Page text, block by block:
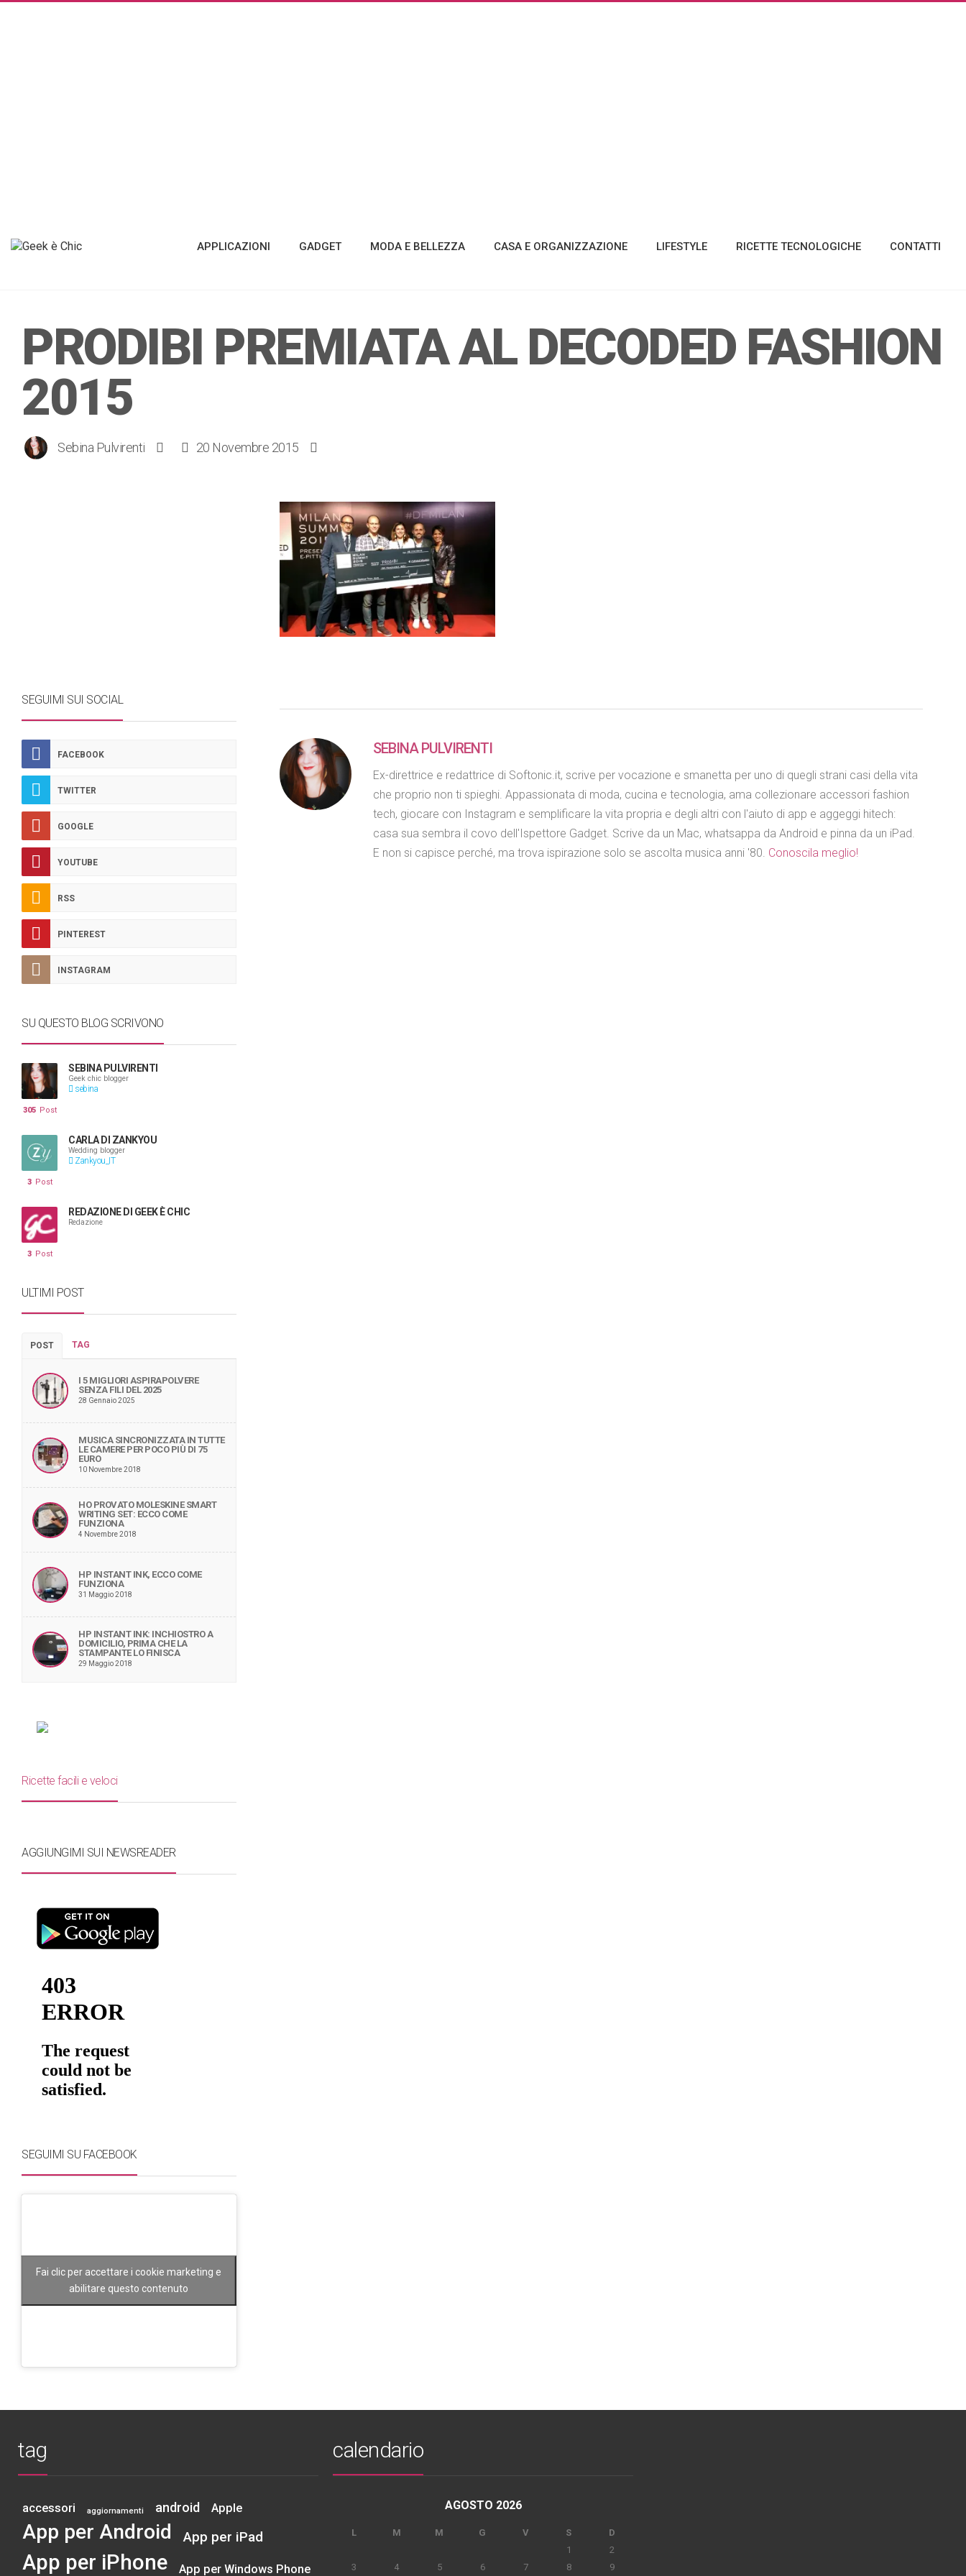
APPLICAZIONI GADGET MODA E BELLEZZA CASA E ORGANIZZAZIONE LIFESTYLE RICETTE TECNOLOGICHE CONTATTI
PRODIBI PREMIATA AL DECODED FASHION
2015
Sebina Pulvirenti 20 Novembre 2015
SEBINA PULVIRENTI
Ex-direttrice e redattrice di Softonic.it, scrive per vocazione e smanetta per uno di quegli strani casi della vita
che proprio non ti spieghi. Appassionata di moda, cucina e tecnologia, ama collezionare accessori fashion
tech, giocare con Instagram e semplificare la vita propria e degli altri con l'aiuto di app e aggeggi hitech:
casa sua sembra il covo dell'Ispettore Gadget. Scrive da un Mac, whatsappa da Android e pinna da un iPad.
E non si capisce perché, ma trova ispirazione solo se ascolta musica anni '80. Conoscila meglio!
SEGUIMI SUI SOCIAL
FACEBOOK
TWITTER
GOOGLE
YOUTUBE
RSS
PINTEREST
INSTAGRAM
SU QUESTO BLOG SCRIVONO
SEBINA PULVIRENTI
Geek chic blogger
sebina
305 Post
CARLA DI ZANKYOU
Wedding blogger
Zankyou_IT
3 Post
REDAZIONE DI GEEK È CHIC
Redazione
3 Post
ULTIMI POST
POST TAG
I 5 MIGLIORI ASPIRAPOLVERE
SENZA FILI DEL 2025
28 Gennaio 2025
MUSICA SINCRONIZZATA IN TUTTE
LE CAMERE PER POCO PIÙ DI 75
EURO
10 Novembre 2018
HO PROVATO MOLESKINE SMART
WRITING SET: ECCO COME
FUNZIONA
4 Novembre 2018
HP INSTANT INK, ECCO COME
FUNZIONA
31 Maggio 2018
HP INSTANT INK: INCHIOSTRO A
DOMICILIO, PRIMA CHE LA
STAMPANTE LO FINISCA
29 Maggio 2018
Ricette facili e veloci
AGGIUNGIMI SUI NEWSREADER
SEGUIMI SU FACEBOOK
Fai clic per accettare i cookie marketing e
abilitare questo contenuto
tag
accessori aggiornamenti android Apple
App per Android App per iPad
App per iPhone App per Windows Phone
calendario
AGOSTO 2026
L M M G V S
D
1
2
3
4 5 6 7 8 9